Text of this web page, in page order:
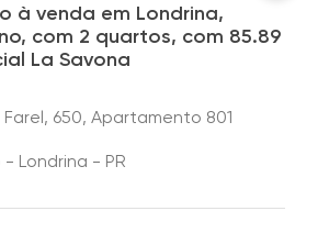
à venda em Londrina,
com 2 quartos, com 85.89
La Savona
Farel, 650, Apartamento 801
Londrina - PR